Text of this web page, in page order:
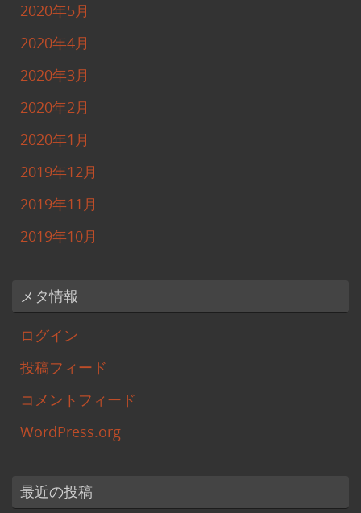
2020年5月
2020年4月
2020年3月
2020年2月
2020年1月
2019年12月
2019年11月
2019年10月
メタ情報
ログイン
投稿フィード
コメントフィード
WordPress.org
最近の投稿